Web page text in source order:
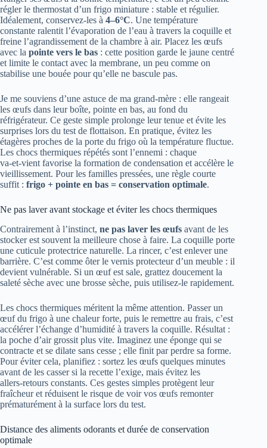
régler le thermostat d’un frigo miniature : stable et régulier.
Idéalement, conservez-les à 4–6°C. Une température
constante ralentit l’évaporation de l’eau à travers la coquille et
freine l’agrandissement de la chambre à air. Placez les œufs
avec la pointe vers le bas : cette position garde le jaune centré
et limite le contact avec la membrane, un peu comme on
stabilise une bouée pour qu’elle ne bascule pas.
Je me souviens d’une astuce de ma grand‑mère : elle rangeait
les œufs dans leur boîte, pointe en bas, au fond du
réfrigérateur. Ce geste simple prolonge leur tenue et évite les
surprises lors du test de flottaison. En pratique, évitez les
étagères proches de la porte du frigo où la température fluctue.
Les chocs thermiques répétés sont l’ennemi : chaque
va‑et‑vient favorise la formation de condensation et accélère le
vieillissement. Pour les familles pressées, une règle courte
suffit : frigo + pointe en bas = conservation optimale.
Ne pas laver avant stockage et éviter les chocs thermiques
Contrairement à l’instinct, ne pas laver les œufs avant de les
stocker est souvent la meilleure chose à faire. La coquille porte
une cuticule protectrice naturelle. La rincer, c’est enlever une
barrière. C’est comme ôter le vernis protecteur d’un meuble : il
devient vulnérable. Si un œuf est sale, grattez doucement la
saleté sèche avec une brosse sèche, puis utilisez‑le rapidement.
Les chocs thermiques méritent la même attention. Passer un
œuf du frigo à une chaleur forte, puis le remettre au frais, c’est
accélérer l’échange d’humidité à travers la coquille. Résultat :
la poche d’air grossit plus vite. Imaginez une éponge qui se
contracte et se dilate sans cesse ; elle finit par perdre sa forme.
Pour éviter cela, planifiez : sortez les œufs quelques minutes
avant de les casser si la recette l’exige, mais évitez les
allers‑retours constants. Ces gestes simples protègent leur
fraîcheur et réduisent le risque de voir vos œufs remonter
prématurément à la surface lors du test.
Distance des aliments odorants et durée de conservation
optimale